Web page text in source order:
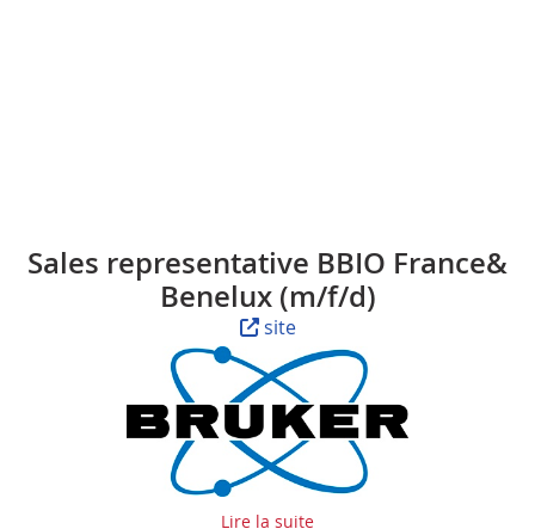
Sales representative BBIO France&
Benelux (m/f/d)
site
Lire la suite